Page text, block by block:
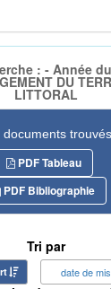
: - Année
DU
LITTORAL
documents trouvés
PDF Tableau
PDF Bibliographie
Tri par
date de